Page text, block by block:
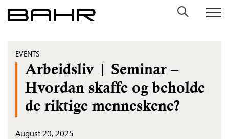
Skip
to
EVENTS
Arbeidsliv | Seminar –
Hvordan skaffe og beholde
de riktige menneskene?
August 20, 2025